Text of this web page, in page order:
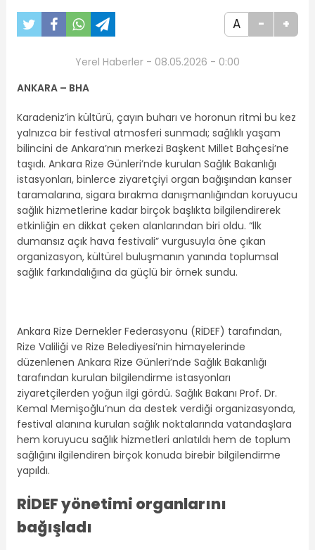
A - +
Yerel Haberler - 08.05.2026 - 0:00
ANKARA – BHA
Karadeniz’in kültürü, çayın buharı ve horonun ritmi bu kez
yalnızca bir festival atmosferi sunmadı; sağlıklı yaşam
bilincini de Ankara’nın merkezi Başkent Millet Bahçesi’ne
taşıdı. Ankara Rize Günleri’nde kurulan Sağlık Bakanlığı
istasyonları, binlerce ziyaretçiyi organ bağışından kanser
taramalarına, sigara bırakma danışmanlığından koruyucu
sağlık hizmetlerine kadar birçok başlıkta bilgilendirerek
etkinliğin en dikkat çeken alanlarından biri oldu. “İlk
dumansız açık hava festivali” vurgusuyla öne çıkan
organizasyon, kültürel buluşmanın yanında toplumsal
sağlık farkındalığına da güçlü bir örnek sundu.
Ankara Rize Dernekler Federasyonu (RİDEF) tarafından,
Rize Valiliği ve Rize Belediyesi’nin himayelerinde
düzenlenen Ankara Rize Günleri’nde Sağlık Bakanlığı
tarafından kurulan bilgilendirme istasyonları
ziyaretçilerden yoğun ilgi gördü. Sağlık Bakanı Prof. Dr.
Kemal Memişoğlu’nun da destek verdiği organizasyonda,
festival alanına kurulan sağlık noktalarında vatandaşlara
hem koruyucu sağlık hizmetleri anlatıldı hem de toplum
sağlığını ilgilendiren birçok konuda birebir bilgilendirme
yapıldı.
RİDEF yönetimi organlarını
bağışladı